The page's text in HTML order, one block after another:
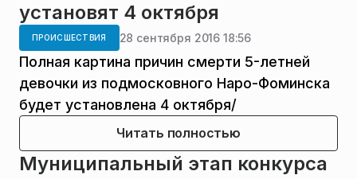
установят 4 октября
ПРОИСШЕСТВИЯ 28 сентября 2016 18:56
Полная картина причин смерти 5-летней
девочки из подмосковного Наро-Фоминска
будет установлена 4 октября/
Читать полностью
Муниципальный этап конкурса